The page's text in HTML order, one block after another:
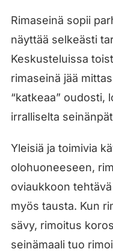
Rimaseinä sopii
näyttää selkeästi
Keskusteluissa
rimaseinä jää
“katkeaa” oudosti,
irralliselta
Yleisiä ja toimivia
olohuoneeseen,
oviaukkoon
myös tausta. Kun
sävy, rimoitus
seinämaali tuo